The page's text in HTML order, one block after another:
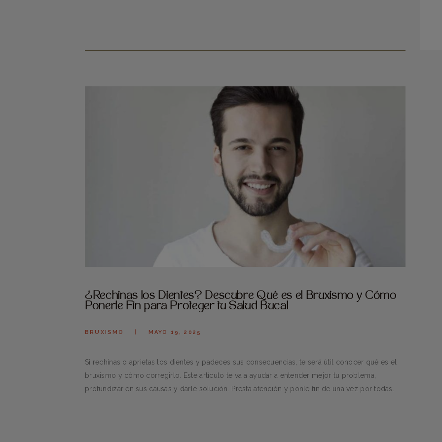
¿Rechinas los Dientes? Descubre Qué es el Bruxismo y Cómo
Ponerle Fin para Proteger tu Salud Bucal
BRUXISMO MAYO 19, 2025
Si rechinas o aprietas los dientes y padeces sus consecuencias, te será útil conocer qué es el
bruxismo y cómo corregirlo. Este artículo te va a ayudar a entender mejor tu problema,
profundizar en sus causas y darle solución. Presta atención y ponle fin de una vez por todas.